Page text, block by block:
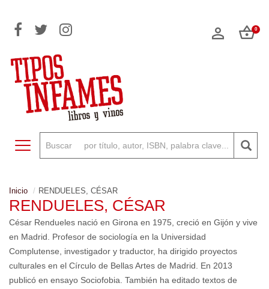
0
Toggle navigation
Inicio RENDUELES, CÉSAR
RENDUELES, CÉSAR
César Rendueles nació en Girona en 1975, creció en Gijón y vive
en Madrid. Profesor de sociología en la Universidad
Complutense, investigador y traductor, ha dirigido proyectos
culturales en el Círculo de Bellas Artes de Madrid. En 2013
publicó en ensayo Sociofobia. También ha editado textos de